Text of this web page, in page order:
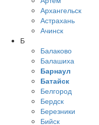
Архангельск
Астрахань
Ачинск
Б
Балаково
Балашиха
Барнаул
Батайск
Белгород
Бердск
Березники
Бийск